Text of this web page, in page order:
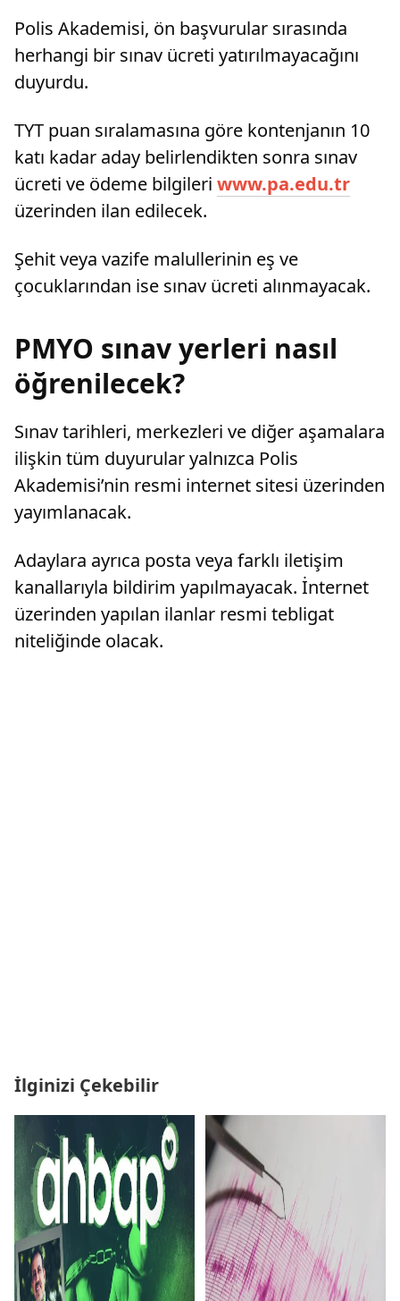
Polis Akademisi, ön başvurular sırasında
herhangi bir sınav ücreti yatırılmayacağını
duyurdu.
TYT puan sıralamasına göre kontenjanın 10
katı kadar aday belirlendikten sonra sınav
ücreti ve ödeme bilgileri www.pa.edu.tr
üzerinden ilan edilecek.
Şehit veya vazife malullerinin eş ve
çocuklarından ise sınav ücreti alınmayacak.
PMYO sınav yerleri nasıl
öğrenilecek?
Sınav tarihleri, merkezleri ve diğer aşamalara
ilişkin tüm duyurular yalnızca Polis
Akademisi’nin resmi internet sitesi üzerinden
yayımlanacak.
Adaylara ayrıca posta veya farklı iletişim
kanallarıyla bildirim yapılmayacak. İnternet
üzerinden yapılan ilanlar resmi tebligat
niteliğinde olacak.
İlginizi Çekebilir